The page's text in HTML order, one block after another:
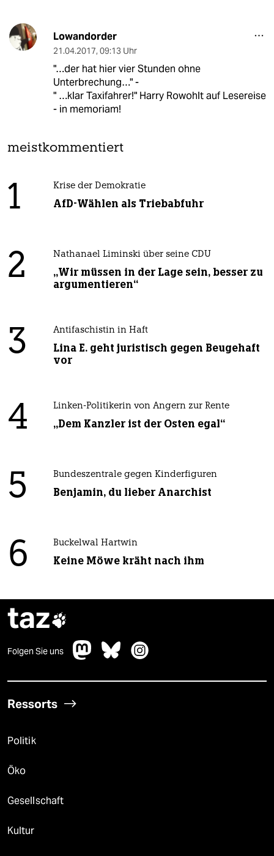
Lowandorder
21.04.2017, 09:13 Uhr
"…der hat hier vier Stunden ohne
Unterbrechung…" -
" …klar Taxifahrer!" Harry Rowohlt auf Lesereise
- in memoriam!
meistkommentiert
1 Krise der Demokratie
AfD-Wählen als Triebabfuhr
2 Nathanael Liminski über seine CDU
„Wir müssen in der Lage sein, besser zu
argumentieren“
3 Antifaschistin in Haft
Lina E. geht juristisch gegen Beugehaft
vor
4 Linken-Politikerin von Angern zur Rente
„Dem Kanzler ist der Osten egal“
5 Bundeszentrale gegen Kinderfiguren
Benjamin, du lieber Anarchist
6 Buckelwal Hartwin
Keine Möwe kräht nach ihm
taz
Folgen Sie uns
Ressorts
Politik
Öko
Gesellschaft
Kultur